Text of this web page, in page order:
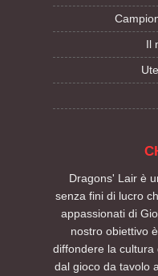
Il
Dragons' Lair è
senza fini di lucro
appassionati di
nostro obiettivo
diffondere la cultura
dal gioco da tavolo